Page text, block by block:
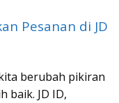
Pesanan di JD
berubah pikiran
baik. JD ID,